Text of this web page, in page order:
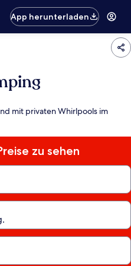
App herunterladen
mit privaten Whirlpools im
zu sehen